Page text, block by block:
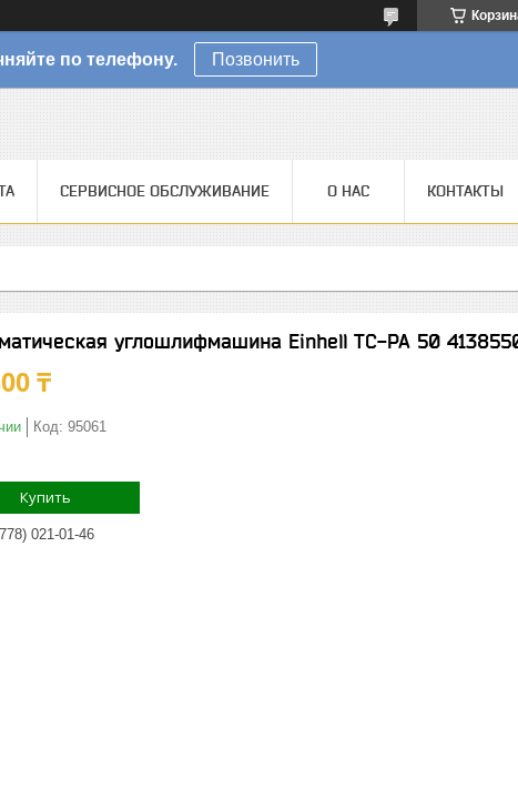
по телефону. Позвонить
СЕРВИСНОЕ ОБСЛУЖИВАНИЕ О НАС КОНТАКТЫ
углошлифмашина Einhell TC-PA 50
₸
Код: 95061
Купить
021-01-46